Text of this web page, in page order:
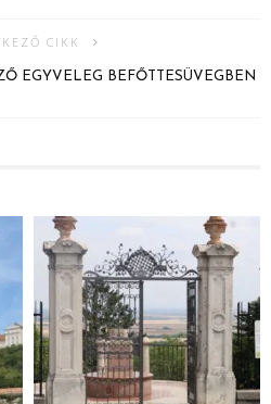
CIKK
EGYVELEG BEFŐTTESÜVEGBEN